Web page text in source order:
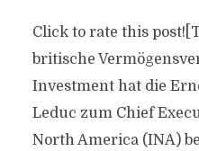
Click to rate this
britische
Investment hat die
Leduc zum Chief
North America (INA)